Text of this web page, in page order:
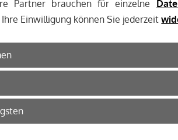
Partner brauchen für einzelne
Einwilligung können Sie jederzeit